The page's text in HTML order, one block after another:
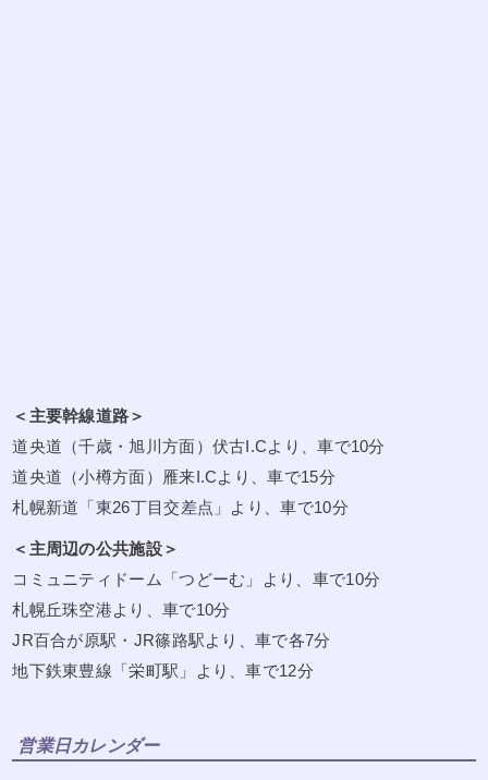
＜主要幹線道路＞
道央道（千歳・旭川方面）伏古I.Cより、車で10分
道央道（小樽方面）雁来I.Cより、車で15分
札幌新道「東26丁目交差点」より、車で10分
＜主周辺の公共施設＞
コミュニティドーム「つどーむ」より、車で10分
札幌丘珠空港より、車で10分
JR百合が原駅・JR篠路駅より、車で各7分
地下鉄東豊線「栄町駅」より、車で12分
営業日カレンダー